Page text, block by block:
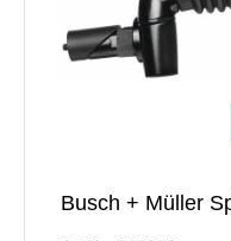
Busch + Müller